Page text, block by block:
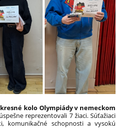
kolo Olympiády v nemeckom
reprezentovali 7 žiaci. Súťažiaci
komunikačné schopnosti a vysokú